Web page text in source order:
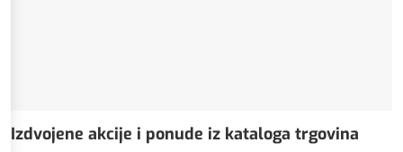
Izdvojene akcije i ponude iz kataloga trgovina